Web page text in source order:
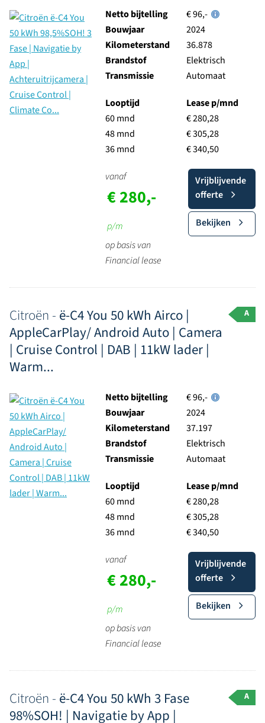
Netto bijtelling
€ 96,-
Bouwjaar
2024
Kilometerstand
36.878
Brandstof
Elektrisch
Transmissie
Automaat
Looptijd
60 mnd
48 mnd
36 mnd
Lease p/mnd
€ 280,28
€ 305,28
€ 340,50
vanaf
€ 280,-
p/m
op basis van
Financial lease
Vrijblijvende
offerte
Bekijken
Citroën - ë-C4 You 50 kWh Airco |
AppleCarPlay/ Android Auto | Camera
| Cruise Control | DAB | 11kW lader |
Warm...
A
Netto bijtelling
€ 96,-
Bouwjaar
2024
Kilometerstand
37.197
Brandstof
Elektrisch
Transmissie
Automaat
Looptijd
60 mnd
48 mnd
36 mnd
Lease p/mnd
€ 280,28
€ 305,28
€ 340,50
vanaf
€ 280,-
p/m
op basis van
Financial lease
Vrijblijvende
offerte
Bekijken
Citroën - ë-C4 You 50 kWh 3 Fase
98%SOH! | Navigatie by App |
A